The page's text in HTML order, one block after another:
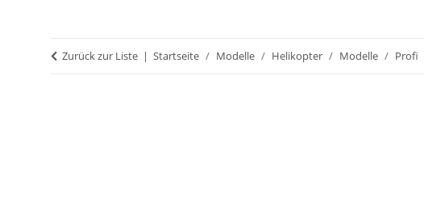
Zurück zur Liste Startseite Modelle Helikopter Modelle Profi